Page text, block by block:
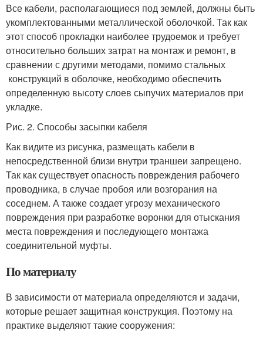
Все кабели, располагающиеся под землей, должны быть
укомплектованными металлической оболочкой. Так как
этот способ прокладки наиболее трудоемок и требует
относительно больших затрат на монтаж и ремонт, в
сравнении с другими методами, помимо стальных
конструкций в оболочке, необходимо обеспечить
определенную высоту слоев сыпучих материалов при
укладке.
Рис. 2. Способы засыпки кабеля
Как видите из рисунка, размещать кабели в
непосредственной близи внутри траншеи запрещено.
Так как существует опасность повреждения рабочего
проводника, в случае пробоя или возгорания на
соседнем. А также создает угрозу механического
повреждения при разработке воронки для отыскания
места повреждения и последующего монтажа
соединительной муфты.
По материалу
В зависимости от материала определяются и задачи,
которые решает защитная конструкция. Поэтому на
практике выделяют такие сооружения: